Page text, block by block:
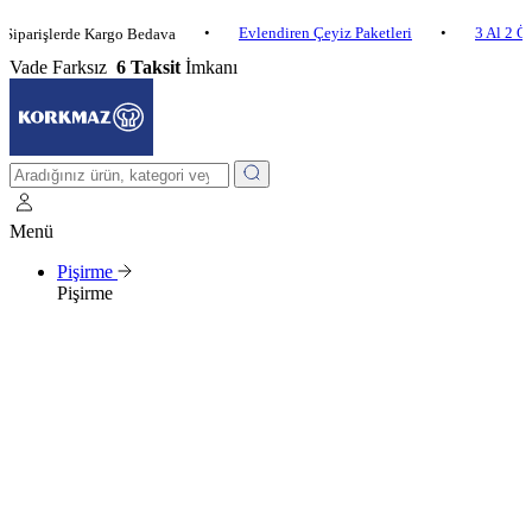
Kargo Bedava • Evlendiren Çeyiz Paketleri • 3 Al 2 Öde •
Vade Farksız 6 Taksit İmkanı
Menü
Pişirme
Pişirme